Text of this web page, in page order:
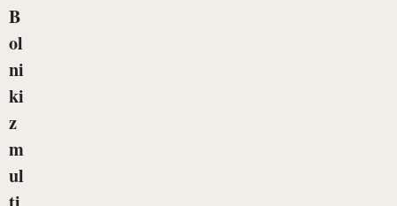
B
ol
ni
ki
z
m
ul